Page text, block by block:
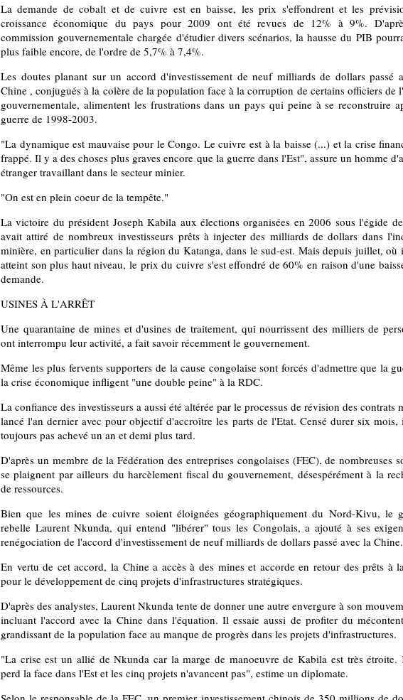
La demande de cobalt et de cuivre est en baisse, les prix s'effondrent et les
croissance économique du pays pour 2009 ont été revues de 12% à 9%.
commission gouvernementale chargée d'étudier divers scénarios, la hausse du PIB
plus faible encore, de l'ordre de 5,7% à 7,4%.
Les doutes planant sur un accord d'investissement de neuf milliards de dollars passé
Chine , conjugués à la colère de la population face à la corruption de certains officiers de
gouvernementale, alimentent les frustrations dans un pays qui peine à se reconstruire
guerre de 1998-2003.
"La dynamique est mauvaise pour le Congo. Le cuivre est à la baisse (...) et la crise
frappé. Il y a des choses plus graves encore que la guerre dans l'Est", assure un homme
étranger travaillant dans le secteur minier.
"On est en plein coeur de la tempête."
La victoire du président Joseph Kabila aux élections organisées en 2006 sous l'égide
avait attiré de nombreux investisseurs prêts à injecter des milliards de dollars dans
minière, en particulier dans la région du Katanga, dans le sud-est. Mais depuis juillet, où
atteint son plus haut niveau, le prix du cuivre s'est effondré de 60% en raison d'une
demande.
USINES À L'ARRÊT
Une quarantaine de mines et d'usines de traitement, qui nourrissent des milliers de
ont interrompu leur activité, a fait savoir récemment le gouvernement.
Même les plus fervents supporters de la cause congolaise sont forcés d'admettre que la
la crise économique infligent "une double peine" à la RDC.
La confiance des investisseurs a aussi été altérée par le processus de révision des contrats
lancé l'an dernier avec pour objectif d'accroître les parts de l'Etat. Censé durer six mois,
toujours pas achevé un an et demi plus tard.
D'après un membre de la Fédération des entreprises congolaises (FEC), de nombreuses
se plaignent par ailleurs du harcèlement fiscal du gouvernement, désespérément à la
de ressources.
Bien que les mines de cuivre soient éloignées géographiquement du Nord-Kivu, le
rebelle Laurent Nkunda, qui entend "libérer" tous les Congolais, a ajouté à ses
renégociation de l'accord d'investissement de neuf milliards de dollars passé avec la Chine.
En vertu de cet accord, la Chine a accès à des mines et accorde en retour des prêts à
pour le développement de cinq projets d'infrastructures stratégiques.
D'après des analystes, Laurent Nkunda tente de donner une autre envergure à son
incluant l'accord avec la Chine dans l'équation. Il essaie aussi de profiter du
grandissant de la population face au manque de progrès dans les projets d'infrastructures.
"La crise est un allié de Nkunda car la marge de manoeuvre de Kabila est très étroite.
perd la face dans l'Est et les cinq projets n'avancent pas", estime un diplomate.